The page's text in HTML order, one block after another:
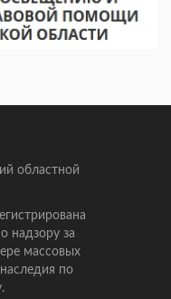
областной
надзору за
массовых
по